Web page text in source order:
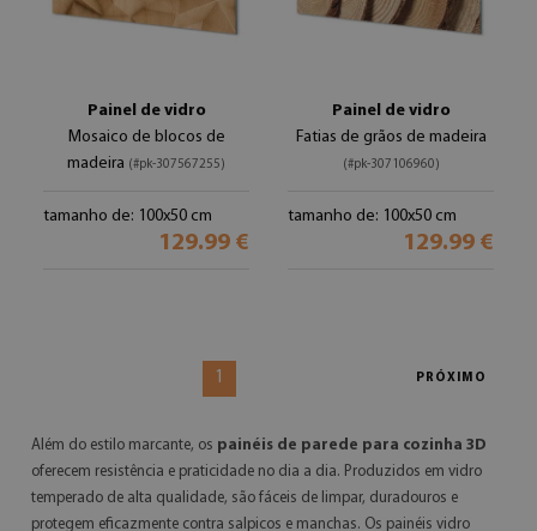
Painel de vidro
Mosaico de blocos de
madeira (#pk-307567255)
tamanho de: 100x50 cm
129.99 €
Painel de vidro
Fatias de grãos de madeira
(#pk-307106960)
tamanho de: 100x50 cm
129.99 €
1 PRÓXIMO
Além do estilo marcante, os painéis de parede para cozinha 3D
oferecem resistência e praticidade no dia a dia. Produzidos em vidro
temperado de alta qualidade, são fáceis de limpar, duradouros e
protegem eficazmente contra salpicos e manchas. Os painéis vidro